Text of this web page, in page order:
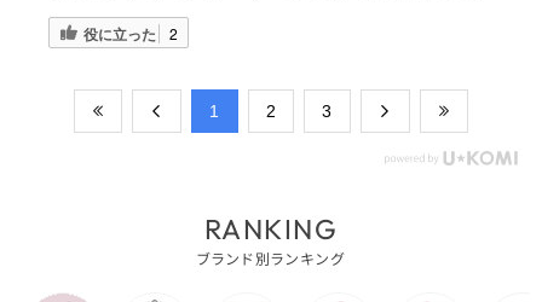
役に立った 2
​1 ​2 ​3
RANKING
ブランド別ランキング